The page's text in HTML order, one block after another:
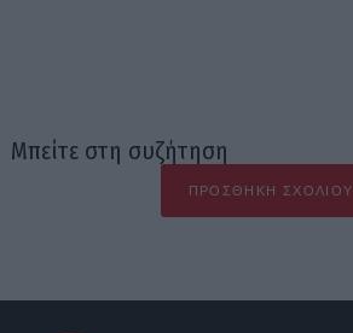
Μπείτε στη συζήτηση
ΠΡΟΣΘΉΚΗ ΣΧΟΛΊΟΥ